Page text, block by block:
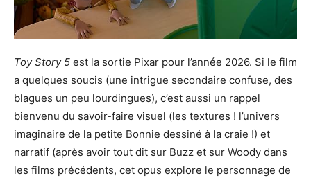
Toy Story 5 est la sortie Pixar pour l’année 2026. Si le film
a quelques soucis (une intrigue secondaire confuse, des
blagues un peu lourdingues), c’est aussi un rappel
bienvenu du savoir-faire visuel (les textures ! l’univers
imaginaire de la petite Bonnie dessiné à la craie !) et
narratif (après avoir tout dit sur Buzz et sur Woody dans
les films précédents, cet opus explore le personnage de